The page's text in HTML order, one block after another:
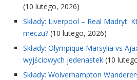
(10 lutego, 2026)
Składy: Liverpool – Real Madryt:
meczu? (10 lutego, 2026)
Składy: Olympique Marsylia vs
wyjściowych jedenastek (10
Składy: Wolverhampton